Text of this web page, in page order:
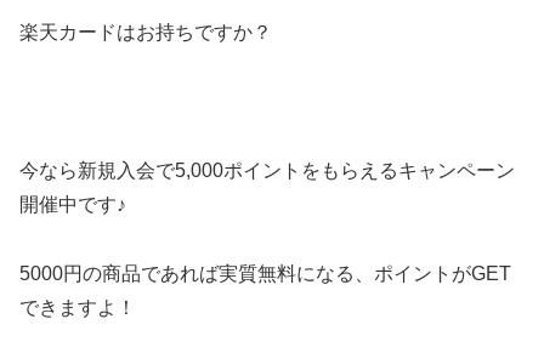
楽天カードはお持ちですか？
今なら新規入会で5,000ポイントをもらえるキャンペーン
開催中です♪
5000円の商品であれば実質無料になる、ポイントがGET
できますよ！